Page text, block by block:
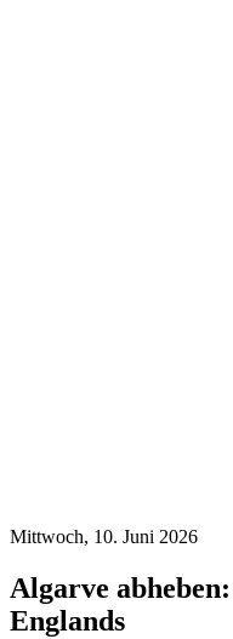
Mittwoch, 10. Juni 2026
Algarve
Englands